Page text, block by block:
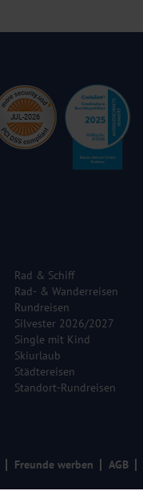
Rad & Schiff
Rad- & Wanderreisen
Rundreisen
Silvester 2026/2027
Single mit Kind
Skiurlaub
Städtereisen
Standort-Rundreisen
Freunde werben AGB